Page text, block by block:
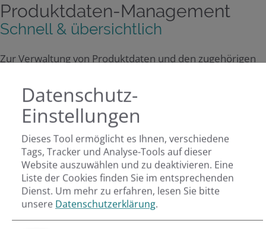
Produktdaten-Management
Schnell & übersichtlich
Zur Verwaltung von Produktdaten und den zugehörigen
zentralen System benötigen Sie ein gut
funktionierendes Produktdatenmanagement (PDM).
Ein ideales PDM-System ist nicht nur für mehrere
Anwendungen und Teams innerhalb eines
Unternehmens zugänglich sondern unterstützt auch die
unternehmensspezifischen Anforderungen. Wir finden
und implementieren eine passende Lösungen für ein
Datenschutz-
Einstellungen
Dieses Tool ermöglicht es Ihnen, verschiedene
Tags, Tracker und Analyse-Tools auf dieser
Website auszuwählen und zu deaktivieren. Eine
Liste der Cookies finden Sie im entsprechenden
Dienst. Um mehr zu erfahren, lesen Sie bitte
unsere Datenschutzerklärung.